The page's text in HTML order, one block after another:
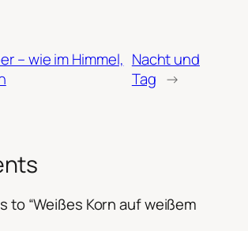
– wie im Himmel, Nacht und
Tag →
to “Weißes Korn auf weißem